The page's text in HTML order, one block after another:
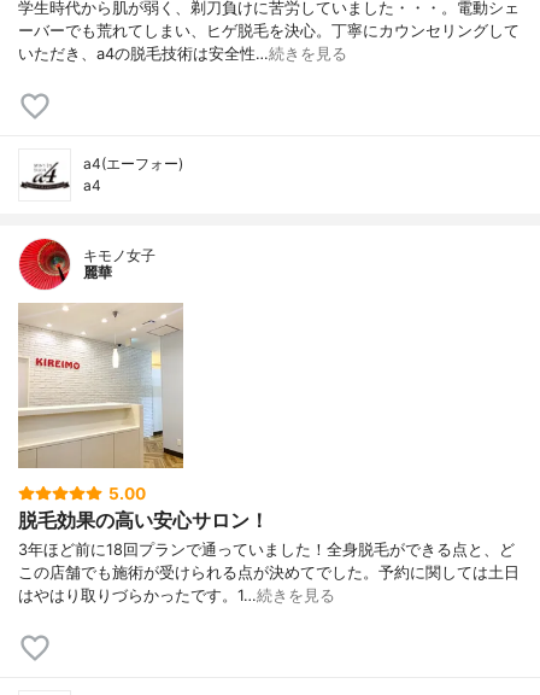
学生時代から肌が弱く、剃刀負けに苦労していました・・・。電動シェ
ーバーでも荒れてしまい、ヒゲ脱毛を決心。丁寧にカウンセリングして
いただき、a4の脱毛技術は安全性…続きを見る
a4(エーフォー)
a4
キモノ女子
麗華
5.00
脱毛効果の高い安心サロン！
3年ほど前に18回プランで通っていました！全身脱毛ができる点と、ど
この店舗でも施術が受けられる点が決めてでした。予約に関しては土日
はやはり取りづらかったです。1…続きを見る